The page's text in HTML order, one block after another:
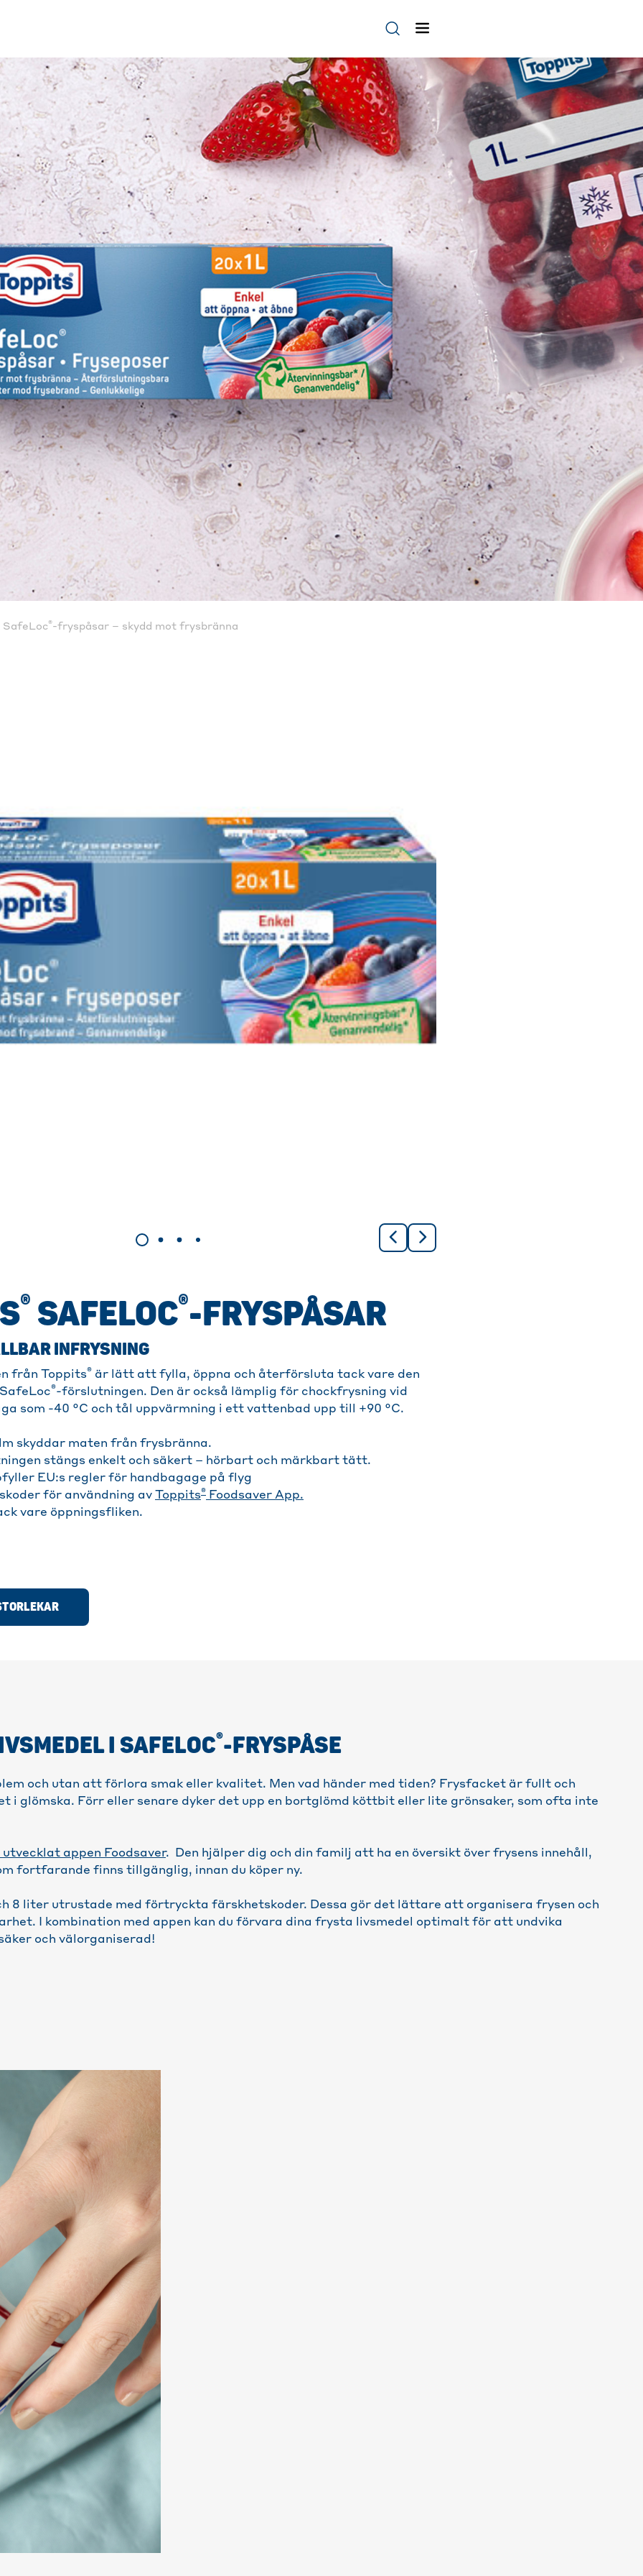
SafeLoc®-fryspåsar – skydd mot frysbränna
® SAFELOC®-FRYSPÅSAR
INFRYSNING
från Toppits® är lätt att fylla, öppna och återförsluta tack vare den
®-förslutningen. Den är också lämplig för chockfrysning vid
som -40 °C och tål uppvärmning i ett vattenbad upp till +90 °C.
skyddar maten från frysbränna.
stängs enkelt och säkert – hörbart och märkbart tätt.
EU:s regler för handbagage på flyg
för användning av
Toppits® Foodsaver App.
vare öppningsfliken.
I SAFELOC®-FRYSPÅSE
och utan att förlora smak eller kvalitet. Men vad händer med tiden? Frysfacket är fullt och
glömska. Förr eller senare dyker det upp en bortglömd köttbit eller lite grönsaker, som ofta inte
utvecklat appen Foodsaver. Den hjälper dig och din familj att ha en översikt över frysens innehåll,
fortfarande finns tillgänglig, innan du köper ny.
8 liter utrustade med förtryckta färskhetskoder. Dessa gör det lättare att organisera frysen och
I kombination med appen kan du förvara dina frysta livsmedel optimalt för att undvika
och välorganiserad!